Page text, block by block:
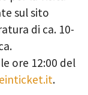
sul sito
di ca. 10-
ore 12:00 del
.